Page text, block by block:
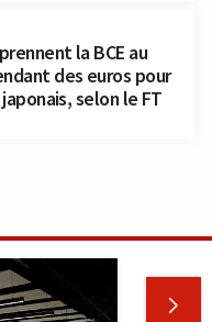
la BCE au
des euros pour
selon le FT
